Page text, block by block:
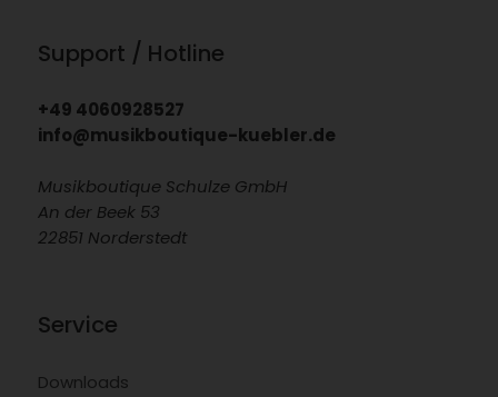
Support / Hotline
+49 4060928527
info@musikboutique-kuebler.de
Musikboutique Schulze GmbH
An der Beek 53
22851 Norderstedt
Service
Downloads